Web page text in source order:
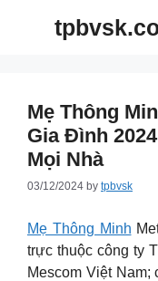
Mẹ Thông
Gia Đình
Mọi Nhà
03/12/2024 by tpbvsk
Mẹ Thông Minh
trực thuộc công ty
Mescom Việt